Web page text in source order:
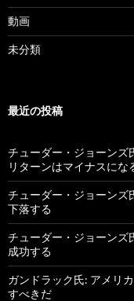
動画
未分類
最近の投稿
チューダー・ジョーンズ
リターンはマイナスにな
チューダー・ジョーンズ
下落する
チューダー・ジョーンズ
成功する
ガンドラック氏: アメリ
すべきだ